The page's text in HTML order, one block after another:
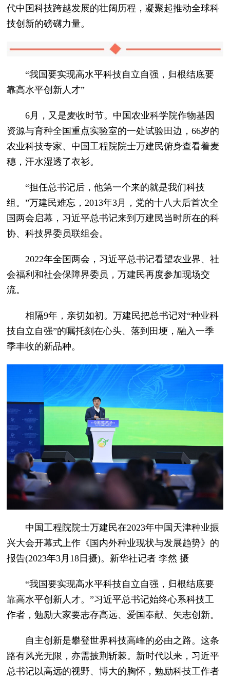
代中国科技跨越发展的壮阔历程，凝聚起推动全球科
技创新的磅礴力量。
“我国要实现高水平科技自立自强，归根结底要
靠高水平创新人才”
6月，又是麦收时节。中国农业科学院作物基因
资源与育种全国重点实验室的一处试验田边，66岁的
农业科技专家、中国工程院院士万建民俯身查看着麦
穗，汗水湿透了衣衫。
“担任总书记后，他第一个来的就是我们科技
组。”万建民难忘，2013年3月，党的十八大后首次全
国两会启幕，习近平总书记来到万建民当时所在的科
协、科技界委员联组会。
2022年全国两会，习近平总书记看望农业界、社
会福利和社会保障界委员，万建民再度参加现场交
流。
相隔9年，亲切如初。万建民把总书记对“种业科
技自立自强”的嘱托刻在心头、落到田埂，融入一季
季丰收的新品种。
中国工程院院士万建民在2023年中国天津种业振
兴大会开幕式上作《国内外种业现状与发展趋势》的
报告(2023年3月18日摄)。新华社记者 李然 摄
“我国要实现高水平科技自立自强，归根结底要
靠高水平创新人才。”习近平总书记始终心系科技工
作者，勉励大家要志存高远、爱国奉献、矢志创新。
自主创新是攀登世界科技高峰的必由之路。这条
路有风光无限，亦需披荆斩棘。新时代以来，习近平
总书记以高远的视野、博大的胸怀，勉励科技工作者